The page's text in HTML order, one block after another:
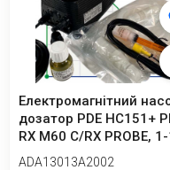
Електромагнітний
дозатор PDE HC151+
RX M60 C/RX PROBE,
л/год , ...
ADA13013A2002